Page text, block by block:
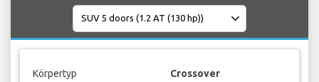
Körpertyp Crossover